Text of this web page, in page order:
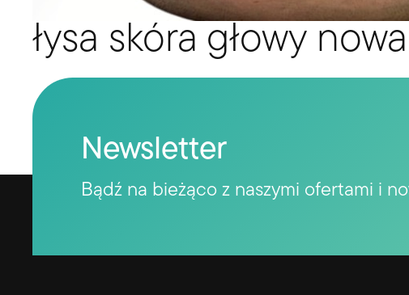
łysa skóra głowy
Newsletter
Bądź na bieżąco z naszymi ofertami i